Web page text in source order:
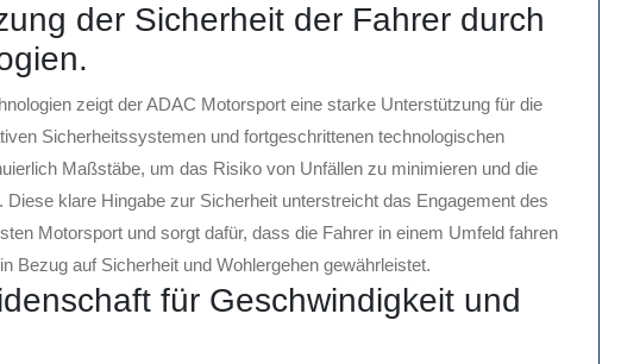
der Sicherheit der Fahrer durch
zeigt der ADAC Motorsport eine starke Unterstützung für die
Sicherheitssystemen und fortgeschrittenen technologischen
Maßstäbe, um das Risiko von Unfällen zu minimieren und die
klare Hingabe zur Sicherheit unterstreicht das Engagement des
Motorsport und sorgt dafür, dass die Fahrer in einem Umfeld fahren
Bezug auf Sicherheit und Wohlergehen gewährleistet.
für Geschwindigkeit und